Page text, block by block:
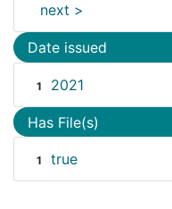
next >
Date issued
1 2021
Has File(s)
1 true